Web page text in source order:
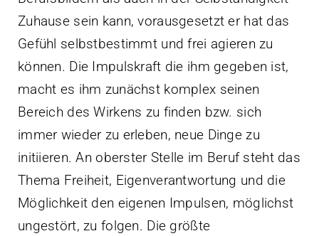
Zuhause sein kann, vorausgesetzt er hat das
Gefühl selbstbestimmt und frei agieren zu
können. Die Impulskraft die ihm gegeben ist,
macht es ihm zunächst komplex seinen
Bereich des Wirkens zu finden bzw. sich
immer wieder zu erleben, neue Dinge zu
initiieren. An oberster Stelle im Beruf steht das
Thema Freiheit, Eigenverantwortung und die
Möglichkeit den eigenen Impulsen, möglichst
ungestört, zu folgen. Die größte